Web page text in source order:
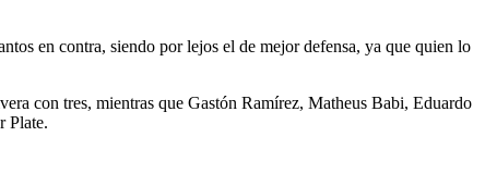
en contra, siendo por lejos el de mejor defensa, ya que quien lo
con tres, mientras que Gastón Ramírez, Matheus Babi, Eduardo
Plate.